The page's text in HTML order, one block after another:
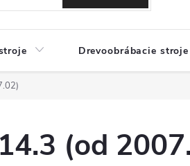
Drevoobrábacie stroje
(od